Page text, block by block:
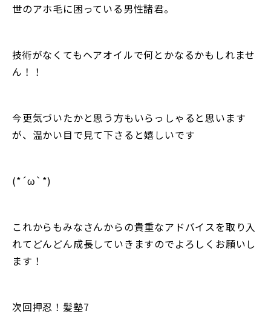
世のアホ毛に困っている男性諸君。
技術がなくてもヘアオイルで何とかなるかもしれませ
ん！！
今更気づいたかと思う方もいらっしゃると思います
が、温かい目で見て下さると嬉しいです
(*´ω`*)
これからもみなさんからの貴重なアドバイスを取り入
れてどんどん成長していきますのでよろしくお願いし
ます！
次回押忍！髪塾7